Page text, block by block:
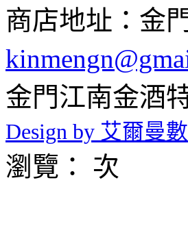
商店地址：金
金門江南金酒
Design by 艾爾曼
瀏覽： 次